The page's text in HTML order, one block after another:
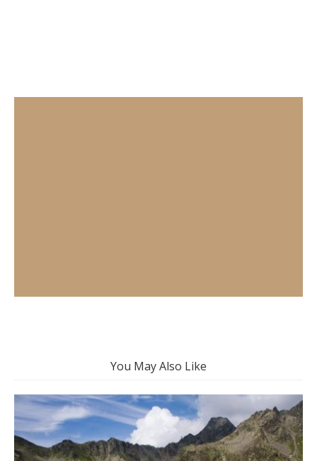
You May Also Like